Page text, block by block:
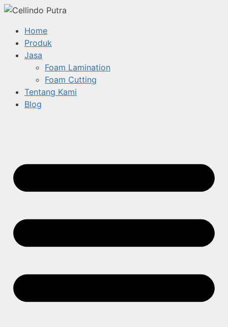
Home
Produk
Jasa
Foam Lamination
Foam Cutting
Tentang Kami
Blog